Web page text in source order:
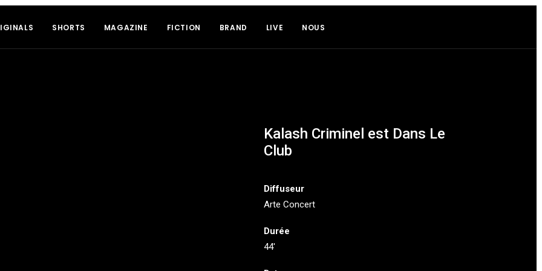
SHORTS MAGAZINE FICTION BRAND LIVE NOUS
Kalash Criminel est Dans Le
Club
Diffuseur
Arte Concert
Durée
44′